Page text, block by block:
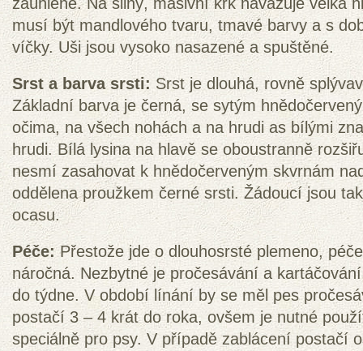
musí být mandlového tvaru, tmavé barvy a s
víčky. Uši jsou vysoko nasazené a spuštěné.
Srst a barva srsti: Srst je dlouhá, rovně
Základní barva je černá, se sytým
očima, na všech nohách a na hrudi as bílými
hrudi. Bílá lysina na hlavě se oboustranně
nesmí zasahovat k hnědočerveným skvrnám
oddělena proužkem černé srsti. Žádoucí jsou
ocasu.
Péče:Přestože jde o dlouhosrsté plemeno,
náročná. Nezbytné je pročesávání a
do týdne. V období línání by se měl pes
postačí 3 – 4 krát do roka, ovšem je nutné
speciálně pro psy. V případě zablácení postačí